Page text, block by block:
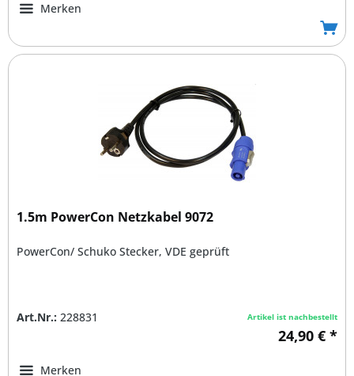
Merken
1.5m PowerCon Netzkabel 9072
PowerCon/ Schuko Stecker, VDE geprüft
Art.Nr.: 228831 Artikel ist nachbestellt
24,90 € *
Merken